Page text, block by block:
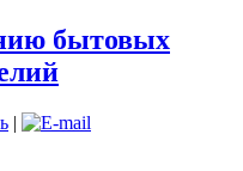
бытовых
|